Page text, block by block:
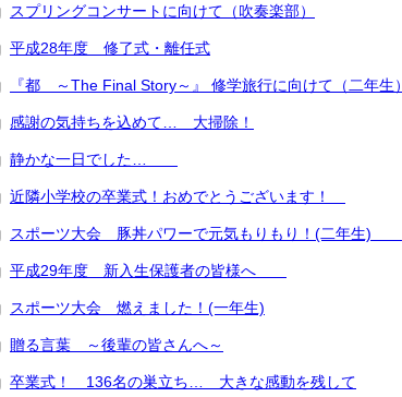
スプリングコンサートに向けて（吹奏楽部）
平成28年度 修了式・離任式
『都 ～The Final Story～』 修学旅行に向けて（二年生）
感謝の気持ちを込めて… 大掃除！
静かな一日でした…
近隣小学校の卒業式！おめでとうございます！
スポーツ大会 豚丼パワーで元気もりもり！(二年生)
平成29年度 新入生保護者の皆様へ
スポーツ大会 燃えました！(一年生)
贈る言葉 ～後輩の皆さんへ～
卒業式！ 136名の巣立ち… 大きな感動を残して